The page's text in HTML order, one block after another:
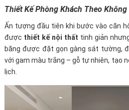
Thiết Kế Phòng Khách Theo
Ấn tượng đầu tiên khi bước vào căn
được thiết kế nội thất tinh giản
băng được đặt gọn gàng sát tường,
với gam màu trắng – gỗ tự nhiên, tạo
lịch.